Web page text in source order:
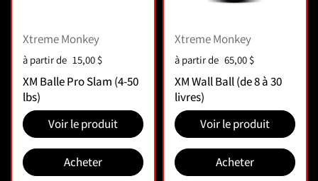
Xtreme Monkey
Prix :
à partir de 15,00 $
XM Balle Pro Slam (4-50
lbs)
Voir le produit
Acheter
Xtreme Monkey
Prix :
à partir de 65,00 $
XM Wall Ball (de 8 à 30
livres)
Voir le produit
Acheter